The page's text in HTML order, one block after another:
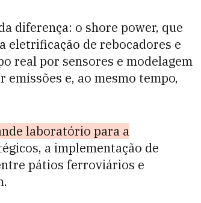
diferença: o shore power, que
eletrificação de rebocadores e
real por sensores e modelagem
emissões e, ao mesmo tempo,
laboratório para a
a implementação de
pátios ferroviários e